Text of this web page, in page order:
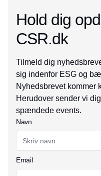
Hold dig
CSR.dk
Tilmeld dig
sig indenfor ESG og
Nyhedsbrevet kommer
Herudover sender vi
spændede events.
Navn
Email